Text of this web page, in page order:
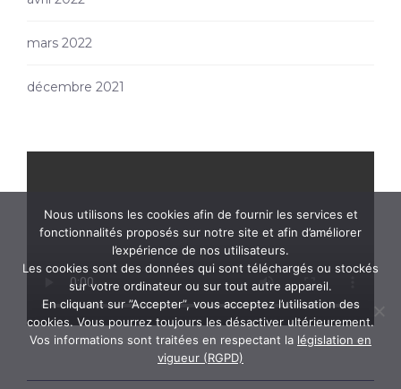
mars 2022
décembre 2021
Nous utilisons les cookies afin de fournir les services et
fonctionnalités proposés sur notre site et afin d’améliorer
l’expérience de nos utilisateurs.
Les cookies sont des données qui sont téléchargés ou stockés
sur votre ordinateur ou sur tout autre appareil.
En cliquant sur ”Accepter”, vous acceptez l’utilisation des
cookies. Vous pourrez toujours les désactiver ultérieurement.
Vos informations sont traitées en respectant la législation en
vigueur (RGPD)